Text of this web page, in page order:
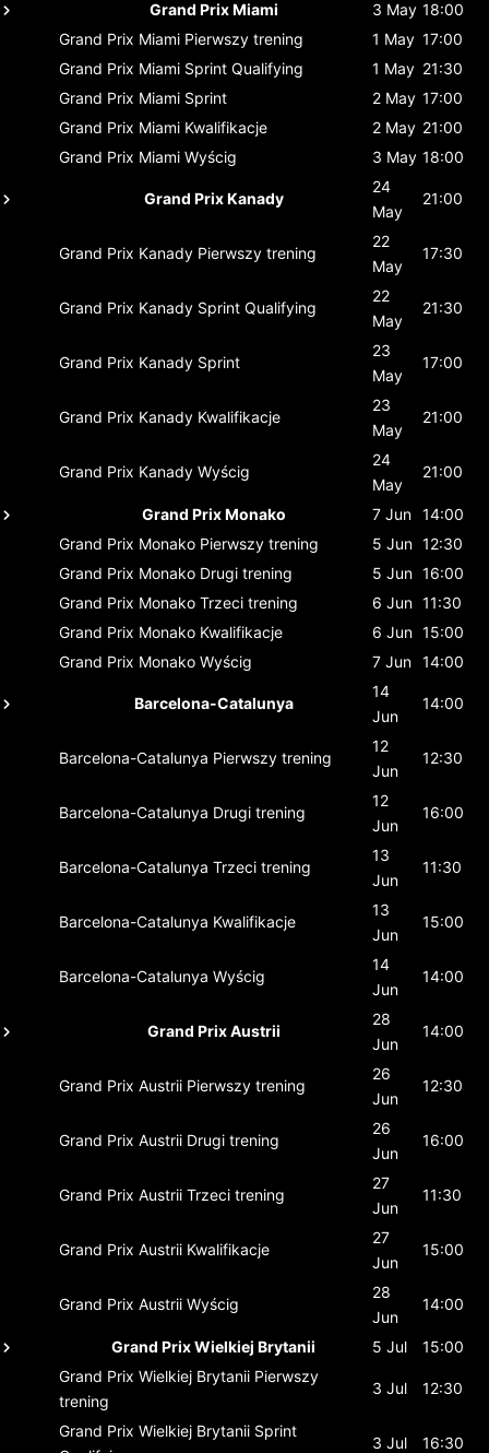
Grand Prix Miami 3 May 18:00
Grand Prix Miami Pierwszy trening 1 May 17:00
Grand Prix Miami Sprint Qualifying 1 May 21:30
Grand Prix Miami Sprint 2 May 17:00
Grand Prix Miami Kwalifikacje 2 May 21:00
Grand Prix Miami Wyścig 3 May 18:00
Grand Prix Kanady
24
May
21:00
Grand Prix Kanady Pierwszy trening
22
May
17:30
Grand Prix Kanady Sprint Qualifying
22
May
21:30
Grand Prix Kanady Sprint
23
May
17:00
Grand Prix Kanady Kwalifikacje
23
May
21:00
Grand Prix Kanady Wyścig
24
May
21:00
Grand Prix Monako 7 Jun 14:00
Grand Prix Monako Pierwszy trening 5 Jun 12:30
Grand Prix Monako Drugi trening 5 Jun 16:00
Grand Prix Monako Trzeci trening 6 Jun 11:30
Grand Prix Monako Kwalifikacje 6 Jun 15:00
Grand Prix Monako Wyścig 7 Jun 14:00
Barcelona-Catalunya
14
Jun
14:00
Barcelona-Catalunya Pierwszy trening
12
Jun
12:30
Barcelona-Catalunya Drugi trening
12
Jun
16:00
Barcelona-Catalunya Trzeci trening
13
Jun
11:30
Barcelona-Catalunya Kwalifikacje
13
Jun
15:00
Barcelona-Catalunya Wyścig
14
Jun
14:00
Grand Prix Austrii
28
Jun
14:00
Grand Prix Austrii Pierwszy trening
26
Jun
12:30
Grand Prix Austrii Drugi trening
26
Jun
16:00
Grand Prix Austrii Trzeci trening
27
Jun
11:30
Grand Prix Austrii Kwalifikacje
27
Jun
15:00
Grand Prix Austrii Wyścig
28
Jun
14:00
Grand Prix Wielkiej Brytanii 5 Jul
15:00
Grand Prix Wielkiej Brytanii Pierwszy
trening
3 Jul 12:30
Grand Prix Wielkiej Brytanii Sprint
3 Jul 16:30